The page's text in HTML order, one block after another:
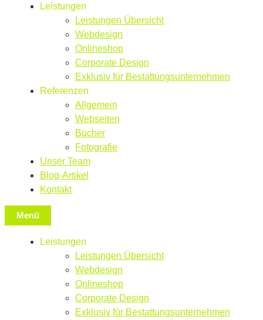
Leistungen
Leistungen Übersicht
Webdesign
Onlineshop
Corporate Design
Exklusiv für Bestattungsunternehmen
Referenzen
Allgemein
Webseiten
Bücher
Fotografie
Unser Team
Blog-Artikel
Kontakt
Menü
Leistungen
Leistungen Übersicht
Webdesign
Onlineshop
Corporate Design
Exklusiv für Bestattungsunternehmen